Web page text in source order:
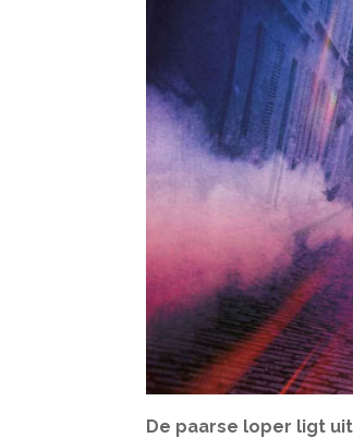
De paarse loper ligt